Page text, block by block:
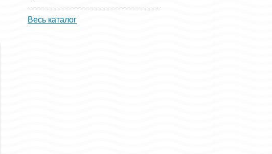
Весь каталог